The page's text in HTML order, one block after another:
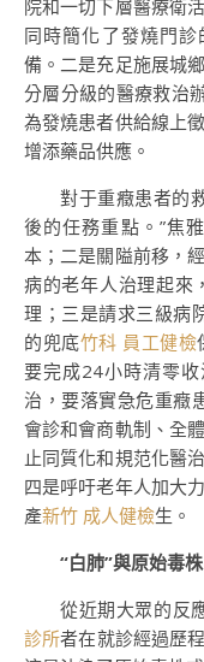
院和一切下層醫療衛
同時簡化了發燒門
備。二是充足施展城
分層分級的醫療救治
為發燒患者供給線上
增添藥品供應。
對于重癥患者的
後的任務重點。”焦
本；二是關隘前移，
病的老年人治理起來
理；三是請求三級病
的兜底竹科 員工健檢
要完成24小時清零
治，要落實急危重癥
會診和會商軌制、全
止同質化和規范化醫
四是呼吁老年人加大
產新竹 成人健檢生。
“白肺”與原始毒
從近期大眾的反
診所者在就診經過歷